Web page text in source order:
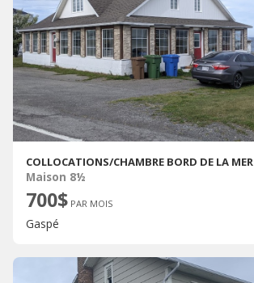
COLLOCATIONS/CHAMBRE BORD DE LA MER
Maison 8½
700$ PAR MOIS
Gaspé